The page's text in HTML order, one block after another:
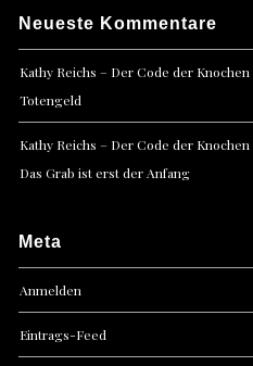
Neueste Kommentare
Kathy Reichs – Der Code der
Totengeld
Kathy Reichs – Der Code der
Das Grab ist erst der Anfang
Meta
Anmelden
Eintrags-Feed